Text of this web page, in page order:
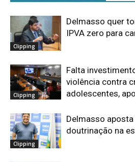
Clipping
Delmasso quer
IPVA zero para
Clipping
Falta
violência contra
adolescentes,
Clipping
Delmasso
doutrinação na